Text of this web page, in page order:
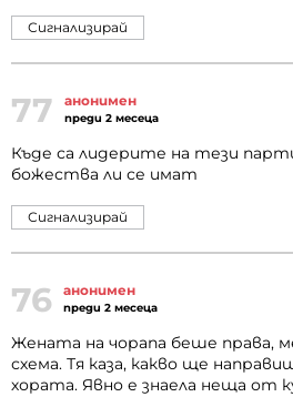
Сигнализирай
77 анонимен
преди 2 месеца
Къде са лидерите на тези
божества ли се имат
Сигнализирай
76 анонимен
преди 2 месеца
Жената на чорапа беше права,
схема. Тя каза, какво ще
хората. Явно е знаела неща от